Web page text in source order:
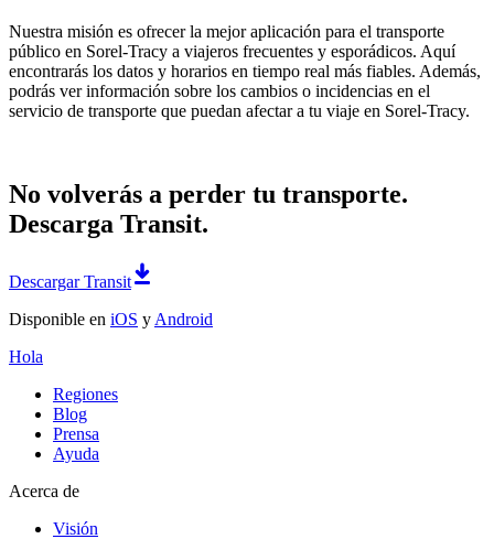
Nuestra misión es ofrecer la mejor aplicación para el transporte
público en Sorel-Tracy a viajeros frecuentes y esporádicos. Aquí
encontrarás los datos y horarios en tiempo real más fiables. Además,
podrás ver información sobre los cambios o incidencias en el
servicio de transporte que puedan afectar a tu viaje en Sorel-Tracy.
No volverás a perder tu transporte.
Descarga Transit.
Descargar Transit
Disponible en iOS y Android
Hola
Regiones
Blog
Prensa
Ayuda
Acerca de
Visión